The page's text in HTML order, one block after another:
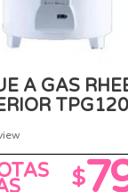
A GAS
$